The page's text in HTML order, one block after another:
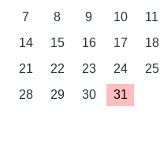
7
8 9 10 11
14
15 16 17 18
21
22 23 24 25
28
29 30 31